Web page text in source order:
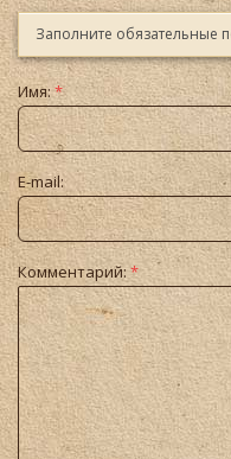
Заполните обязательные
Имя:*
E-mail:
Комментарий: *